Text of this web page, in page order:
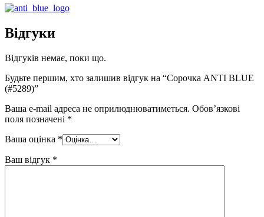
Відгуки
Відгуків немає, поки що.
Будьте першим, хто залишив відгук на “Сорочка ANTI BLUE
(#5289)”
Ваша e-mail адреса не оприлюднюватиметься. Обов’язкові
поля позначені *
Ваша оцінка *
Ваш відгук *